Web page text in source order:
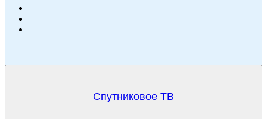
Спутниковое ТВ